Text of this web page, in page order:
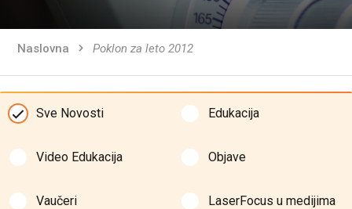
Naslovna Poklon za leto 2012
Sve Novosti Edukacija
Video Edukacija Objave
Vaučeri LaserFocus u medijima